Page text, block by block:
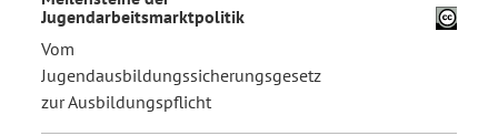
Jugendarbeitsmarktpolitik
Vom
Jugendausbildungssicherungsgesetz
zur Ausbildungspflicht